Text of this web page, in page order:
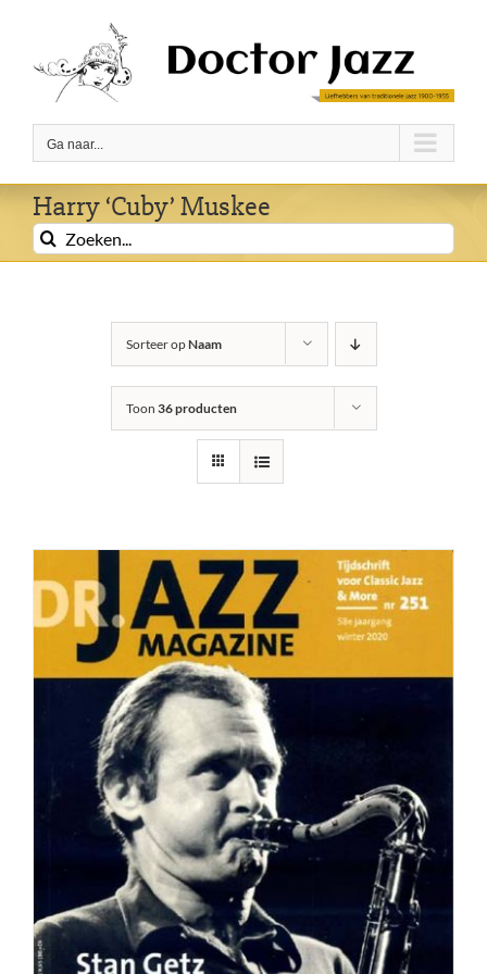
inhoud
Ga naar...
Harry ‘Cuby’ Muskee
Zoeken
naar:
Sorteer opNaam
Toon 36 producten